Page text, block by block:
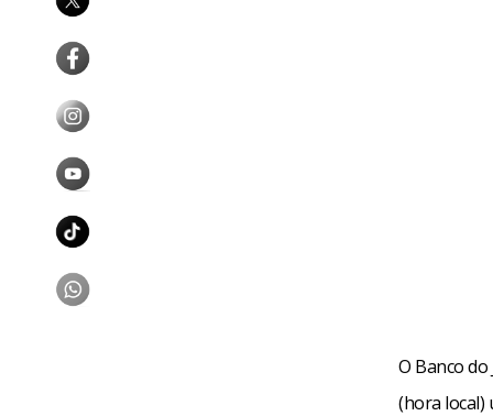
O Banco do
(hora local)